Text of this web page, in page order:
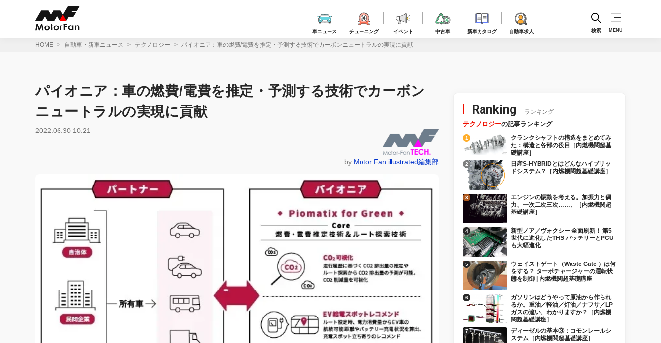
車ニュース チューニング イベント 中古車 新車カタログ 自動車求人 検索 MENU
HOME 自動車・新車ニュース テクノロジー パイオニア：車の燃費/電費を推定・予測する技術でカーボンニュートラルの実現に貢献
パイオニア：車の燃費/電費を推定・予測する技術でカーボン
ニュートラルの実現に貢献
2022.06.30 10:21
by Motor Fan illustrated編集部
Ranking ランキング
テクノロジーの記事ランキング
クランクシャフトの構造をまとめてみ
た：構造と各部の役目［内燃機関超基
礎講座］
日産S-HYBRIDとはどんなハイブリッ
ドシステム？［内燃機関超基礎講座］
エンジンの振動を考える。加振力と偶
力、一次二次三次……。［内燃機関超
基礎講座］
新型ノア／ヴォクシー 全面刷新！ 第5
世代に進化したTHS バッテリーとPCU
も大幅進化
ウェイストゲート（Waste Gate ）は何
をする？ ターボチャージャーの運転状
態を制御 | 内燃機関超基礎講座
ガソリンはどうやって原油から作られ
るか。重油／軽油／灯油／ナフサ／LP
ガスの違い、わかりますか？［内燃機
関超基礎講座］
ディーゼルの基本③：コモンレールシ
ステム［内燃機関超基礎講座］